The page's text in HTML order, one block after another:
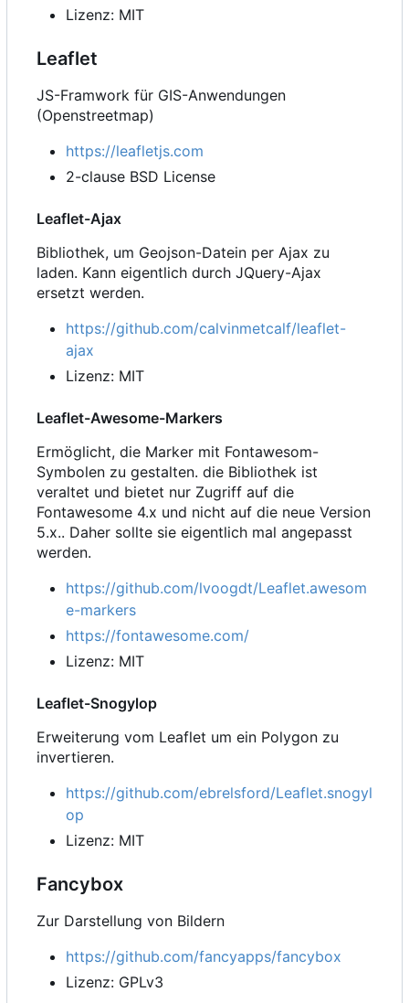
Lizenz: MIT
Leaflet
JS-Framwork für GIS-Anwendungen
(Openstreetmap)
https://leafletjs.com
2-clause BSD License
Leaflet-Ajax
Bibliothek, um Geojson-Datein per Ajax zu
laden. Kann eigentlich durch JQuery-Ajax
ersetzt werden.
https://github.com/calvinmetcalf/leaflet-
ajax
Lizenz: MIT
Leaflet-Awesome-Markers
Ermöglicht, die Marker mit Fontawesom-
Symbolen zu gestalten. die Bibliothek ist
veraltet und bietet nur Zugriff auf die
Fontawesome 4.x und nicht auf die neue Version
5.x.. Daher sollte sie eigentlich mal angepasst
werden.
https://github.com/lvoogdt/Leaflet.awesom
e-markers
https://fontawesome.com/
Lizenz: MIT
Leaflet-Snogylop
Erweiterung vom Leaflet um ein Polygon zu
invertieren.
https://github.com/ebrelsford/Leaflet.snogyl
op
Lizenz: MIT
Fancybox
Zur Darstellung von Bildern
https://github.com/fancyapps/fancybox
Lizenz: GPLv3